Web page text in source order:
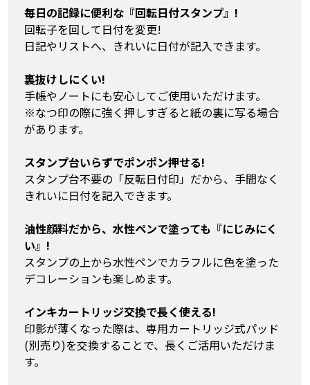
毎日の記録に便利な『回転日付スタンプ』!
回転子を回して日付を変更!
日記やリストへ、きれいに日付が記入できます。
裏抜けしにくい!
手帳やノートにも安心してご使用いただけます。
※なつ印の際に強く押しすぎると紙の裏に写る場合
があります。
スタンプ台いらずでポンポン押せる!
スタンプ台不要の「反転日付印」だから、手間なく
きれいに日付を記入できます。
油性顔料だから、水性ペンで塗っても『にじみにく
い』!
スタンプの上から水性ペンでカラフルに色を塗った
デコレーションも楽しめます。
インキカートリッジ交換で長く使える!
印影が薄くなった際は、専用カートリッジ式パッド
(別売り)を交換することで、長くご活用いただけま
す。